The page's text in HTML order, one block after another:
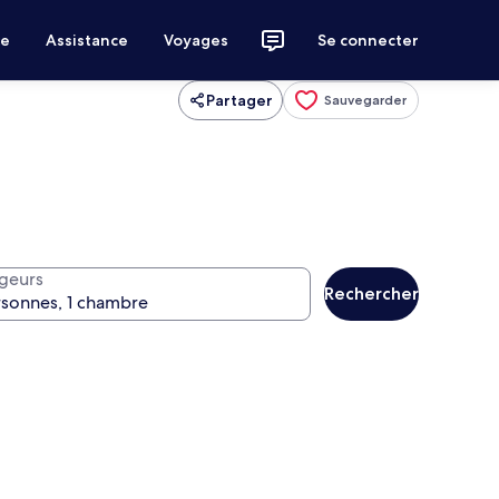
Assistance Voyages Se connecter
Partager Sauvegarder
Rechercher